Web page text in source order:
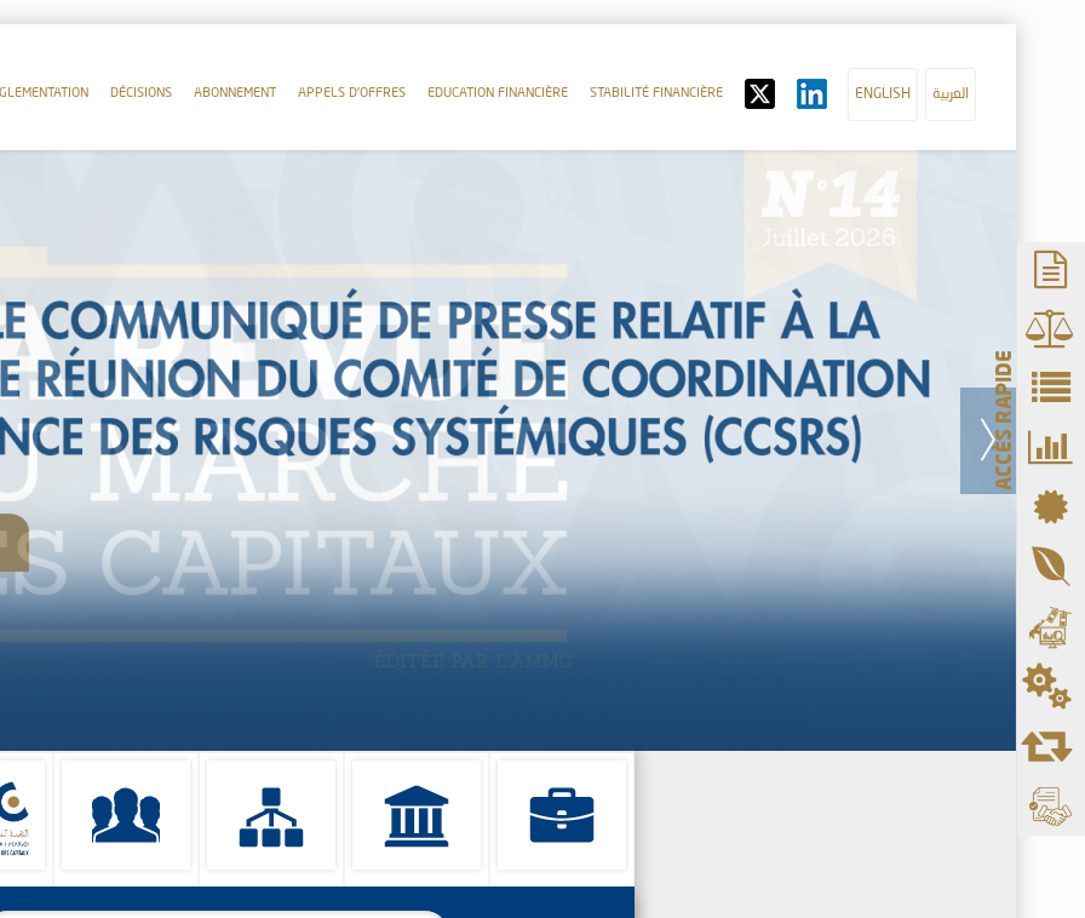
DÉCISIONS ABONNEMENT APPELS D'OFFRES EDUCATION FINANCIÈRE STABILITÉ FINANCIÈRE ENGLISH العربية
ACCÈS RAPIDE